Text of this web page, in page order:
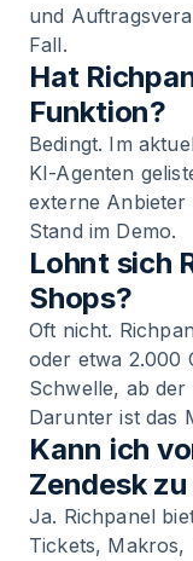
und
Fall.
Hat
Funktion?
Bedingt. Im
KI-Agenten
externe
Stand im Demo.
Lohnt sich
Shops?
Oft nicht.
oder etwa 2.000
Schwelle, ab
Darunter ist das
Kann ich
Zendesk
Ja. Richpanel
Tickets, Makros,